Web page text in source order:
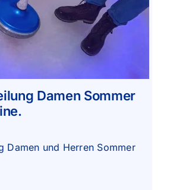
Damen Sommer
Damen und Herren Sommer